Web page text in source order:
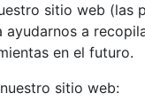
sitio web (las
a
en el futuro.
sitio web: